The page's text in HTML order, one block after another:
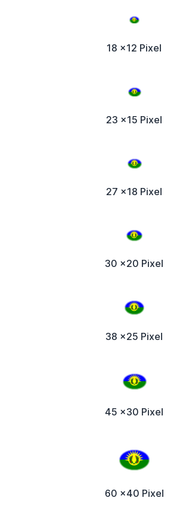
18 x12 Pixel
23 x15 Pixel
27 x18 Pixel
30 x20 Pixel
38 x25 Pixel
45 x30 Pixel
60 x40 Pixel